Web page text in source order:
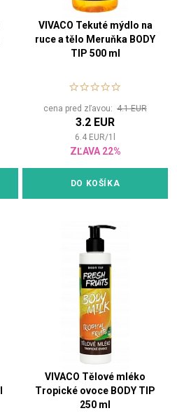
VIVACO Tekuté mýdlo na
ruce a tělo Meruňka BODY
TIP 500 ml
cena pred zľavou: 4.1 EUR
3.2 EUR
6.4 EUR/1
ZĽAVA 22%
DO KOŠÍKA
VIVACO Tělové mléko
Tropické ovoce BODY TIP
250 ml